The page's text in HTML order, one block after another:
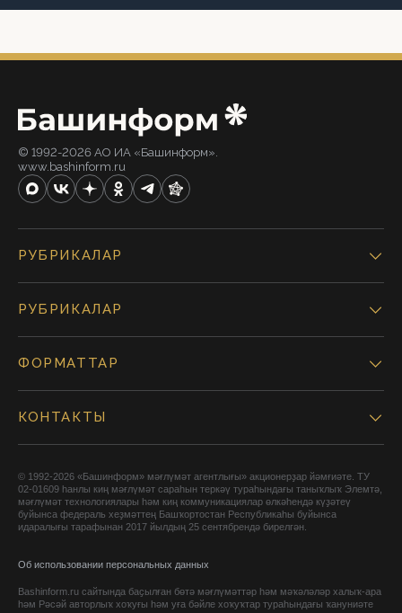
© 1992-2026 АО ИА «Башинформ».
www.bashinform.ru
РУБРИКАЛАР
РУБРИКАЛАР
ФОРМАТТАР
КОНТАКТЫ
© 1992-2026 «Башинформ» мәғлүмәт агентлығы» акционерҙар йәмғиәте. ТУ
02-01609 һанлы киң мәғлүмәт сараһын теркәү тураһындағы таныҡлыҡ Элемтә,
мәғлүмәт технологиялары һәм киң коммуникациялар өлкәһендә күҙәтеү
буйынса федераль хеҙмәттең Башҡортостан Республикаһы буйынса
идаралығы тарафынан 2017 йылдың 25 сентябрендә бирелгән.
Об использовании персональных данных
Bashinform.ru сайтында баҫылған бөтә мәғлүмәттәр һәм мәҡәләләр халыҡ-ара
һәм Рәсәй авторлыҡ хоҡуғы һәм уға бәйле хоҡуҡтар тураһындағы ҡануниәте